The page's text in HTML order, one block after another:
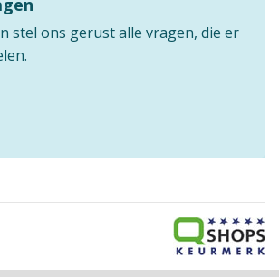
stel ons gerust alle vragen, die er